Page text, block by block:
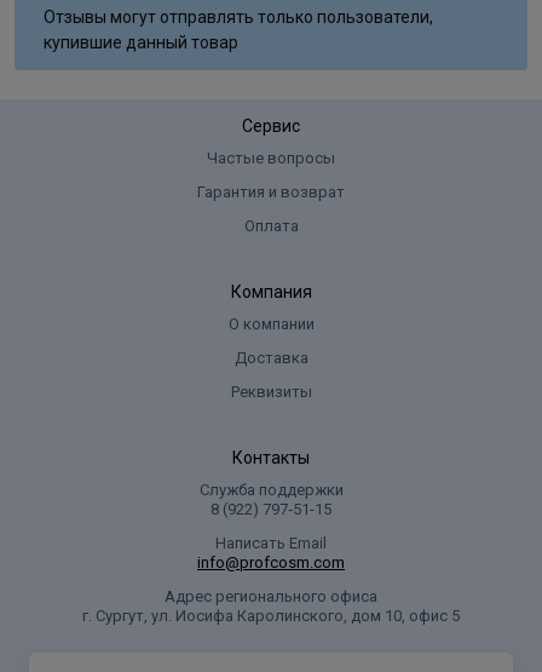
Отзывы могут отправлять только пользователи,
купившие данный товар
Сервис
Частые вопросы
Гарантия и возврат
Оплата
Компания
О компании
Доставка
Реквизиты
Контакты
Служба поддержки
8 (922) 797‑51-15
Написать Email
info@profcosm.com
Адрес регионального офиса
г. Сургут, ул. Иосифа Каролинского, дом 10, офис 5